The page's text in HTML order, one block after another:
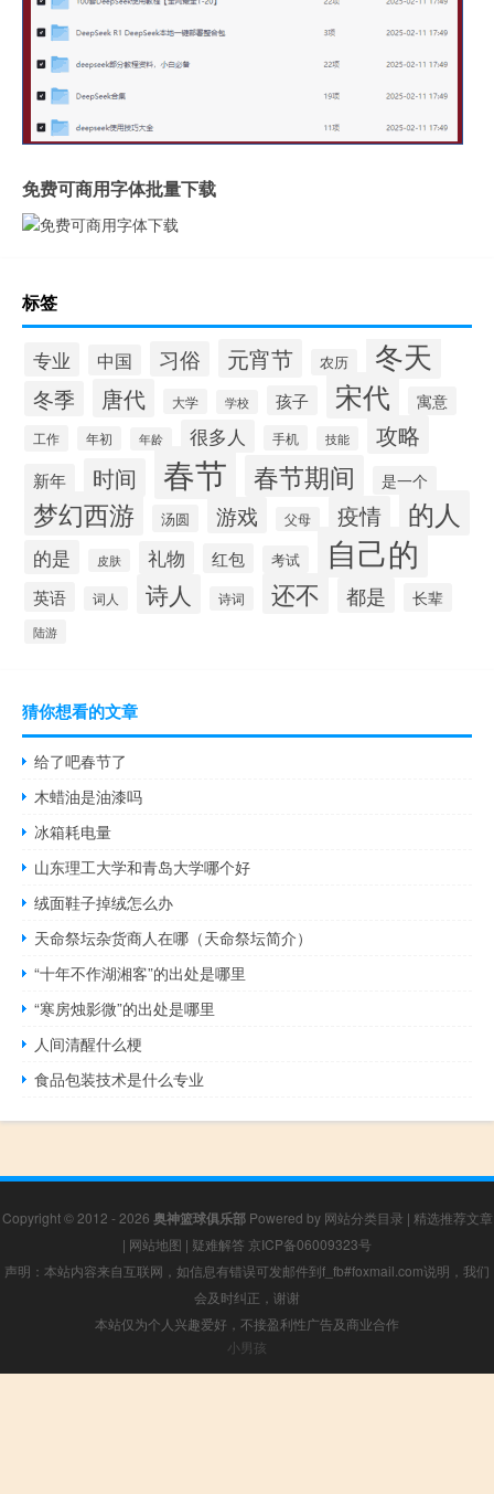
免费可商用字体批量下载
标签
专业 中国 习俗 元宵节 农历 冬天
冬季 唐代 大学 学校 孩子 宋代 寓意
工作 年初 年龄 很多人 手机 技能 攻略
新年 时间 春节 春节期间 是一个
梦幻西游 汤圆 游戏 父母 疫情 的人
的是 皮肤 礼物 红包 考试 自己的
英语 词人 诗人 诗词 还不 都是 长辈
陆游
猜你想看的文章
给了吧春节了
木蜡油是油漆吗
冰箱耗电量
山东理工大学和青岛大学哪个好
绒面鞋子掉绒怎么办
天命祭坛杂货商人在哪（天命祭坛简介）
“十年不作湖湘客”的出处是哪里
“寒房烛影微”的出处是哪里
人间清醒什么梗
食品包装技术是什么专业
Copyright © 2012 - 2026 奥神篮球俱乐部Powered by 网站分类目录 | 精选推荐文章
| 网站地图 | 疑难解答 京ICP备06009323号
声明：本站内容来自互联网，如信息有错误可发邮件到f_fb#foxmail.com说明，我们
会及时纠正，谢谢
本站仅为个人兴趣爱好，不接盈利性广告及商业合作
小男孩